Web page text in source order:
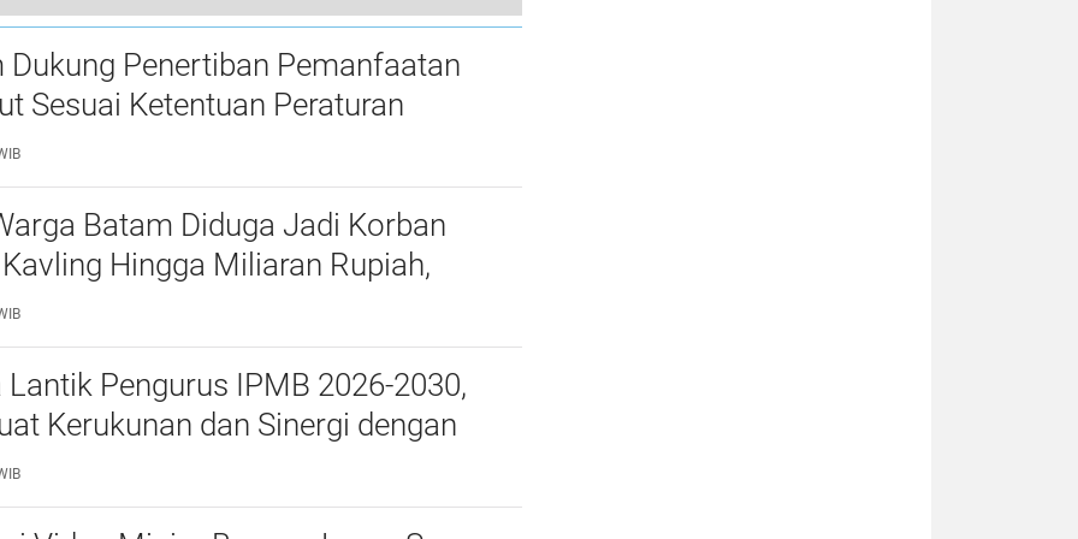
Deputi Bidang Pelayanan Umum Tinjau Klinik Baloi, Harapkan Mutu Pelayanan dan Fasilitas Meningkat
Dukung Penertiban Pemanfaatan
Sesuai Ketentuan Peraturan
undangan
Batam Diduga Jadi Korban
Hingga Miliaran Rupiah,
Polda Kepri Jalan di Tempat?
Lantik Pengurus IPMB 2026-2030,
Kerukunan dan Sinergi dengan